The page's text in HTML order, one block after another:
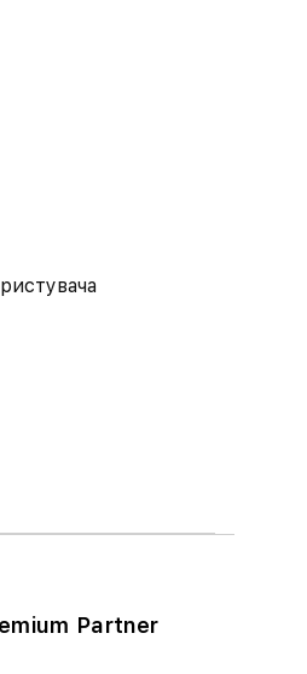
Partner